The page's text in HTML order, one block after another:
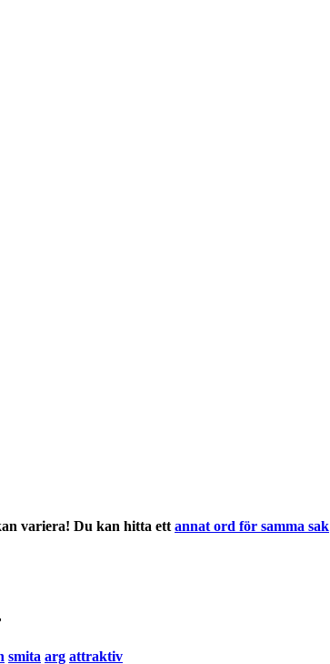
variera! Du kan hitta ett annat ord för samma sak
smita arg attraktiv